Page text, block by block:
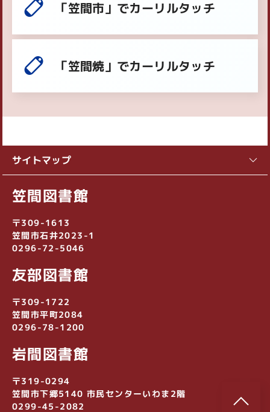
「笠間市」でカーリルタッチ
「笠間焼」でカーリルタッチ
サイトマップ
笠間図書館
〒309-1613
笠間市石井2023-1
0296-72-5046
友部図書館
〒309-1722
笠間市平町2084
0296-78-1200
岩間図書館
〒319-0294
笠間市下郷5140 市民センターいわま2階
0299-45-2082